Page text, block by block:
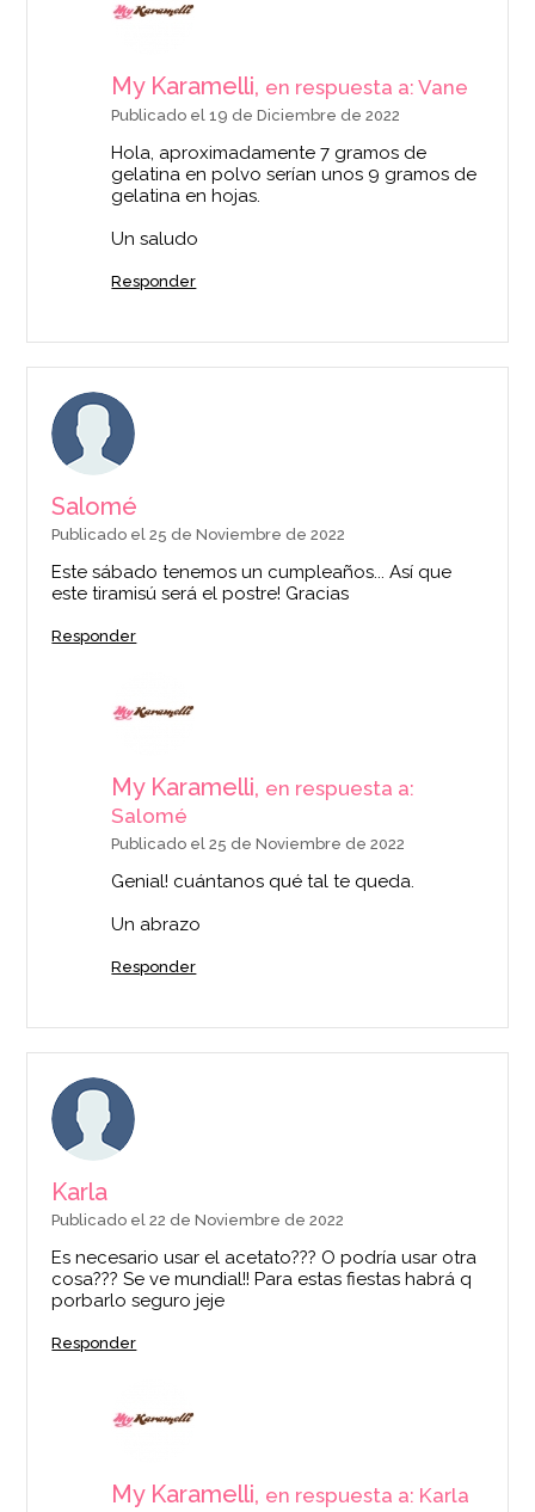
My Karamelli, en respuesta a: Vane
Publicado el 19 de Diciembre de 2022
Hola, aproximadamente 7 gramos de
gelatina en polvo serían unos 9 gramos de
gelatina en hojas.
Un saludo
Responder
Salomé
Publicado el 25 de Noviembre de 2022
Este sábado tenemos un cumpleaños... Así que
este tiramisú será el postre! Gracias
Responder
My Karamelli, en respuesta a:
Salomé
Publicado el 25 de Noviembre de 2022
Genial! cuántanos qué tal te queda.
Un abrazo
Responder
Karla
Publicado el 22 de Noviembre de 2022
Es necesario usar el acetato??? O podría usar otra
cosa??? Se ve mundial!! Para estas fiestas habrá q
porbarlo seguro jeje
Responder
My Karamelli, en respuesta a: Karla